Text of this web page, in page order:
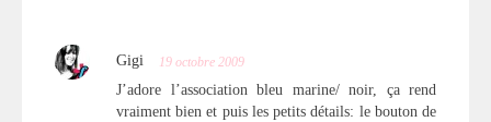
Gigi 19 octobre 2009
J’adore l’association bleu marine/ noir, ça rend
vraiment bien et puis les petits détails: le bouton de